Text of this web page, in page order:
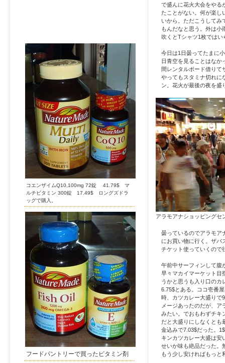
で盛んに花火大会をやる
たことがない。何が楽し
いから。ただこうしてみ
もんだなと思う。外は小
吹くとTシャツ1枚ではい
今日は1日曇ってたまに
日青空を見ることはなか
間レンタルボード借りて
やってもスタミナ切れに
ン。花火が最後の夜を盛
アラモアナショッピング
曇っているのでアラモア
にお買い物に行く。ザバ
チケット使っていくので
午前中サーフィンして腹
早々マカイマーケット目
うかと思うも入り口のカ
6.75$とある。ココ壱番
時、カツカレー大盛りで
メージあったのだが、ア
みたい。でおもわずチキ
だと大盛りにしなくとも
金込みで7.03$だった。
キンカツカレー大盛は安
せいか味も絶品だった。
もう少し安ければもっと
コエンザイムQ10,100mg 72錠 41.79$ マ
ルチビタミン 300錠 17.49$ ロングズドラ
ッグで購入。
フードパントリーで買ったビタミン剤